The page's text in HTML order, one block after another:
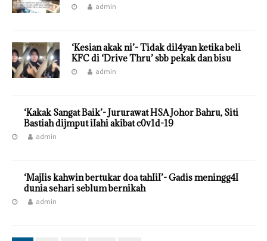
admin
‘Kesian akak ni’- Tidak dil4yan ketika beli
KFC di ‘Drive Thru’ sbb pekak dan bisu
admin
‘Kakak Sangat Baik’- Jururawat HSA Johor Bahru, Siti
Bastiah dijmput iIahi akibat c0v1d-19
admin
‘MajIis kahwin bertukar doa tahIiI’- Gadis meningg4I
dunia sehari seblum bernikah
admin